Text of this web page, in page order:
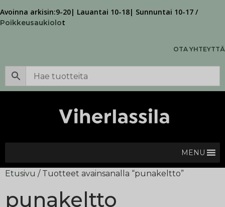
Avoinna arkisin:9-20| Lauantai 10-18| Sunnuntai 10-17 /
Poikkeusaukiolot
OTA YHTEYTTÄ
MENU
Etusivu / Tuotteet avainsanalla “punakeltto”
punakeltto